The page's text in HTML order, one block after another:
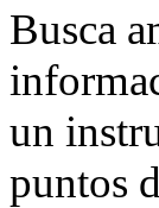
Busca
un
puntos